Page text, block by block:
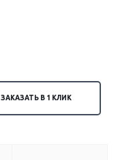
ЗАКАЗАТЬ В 1 КЛИК